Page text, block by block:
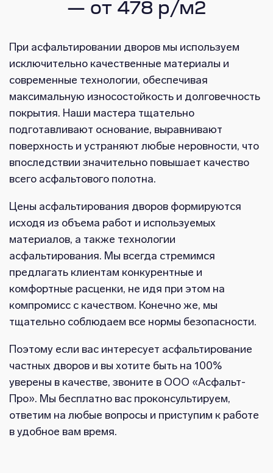
— от 478 р/м2
При асфальтировании дворов мы используем
исключительно качественные материалы и
современные технологии, обеспечивая
максимальную износостойкость и долговечность
покрытия. Наши мастера тщательно
подготавливают основание, выравнивают
поверхность и устраняют любые неровности, что
впоследствии значительно повышает качество
всего асфальтового полотна.
Цены асфальтирования дворов формируются
исходя из объема работ и используемых
материалов, а также технологии
асфальтирования. Мы всегда стремимся
предлагать клиентам конкурентные и
комфортные расценки, не идя при этом на
компромисс с качеством. Конечно же, мы
тщательно соблюдаем все нормы безопасности.
Поэтому если вас интересует асфальтирование
частных дворов и вы хотите быть на 100%
уверены в качестве, звоните в ООО «Асфальт-
Про». Мы бесплатно вас проконсультируем,
ответим на любые вопросы и приступим к работе
в удобное вам время.